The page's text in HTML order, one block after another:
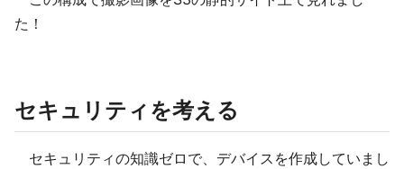
た！
セキュリティを考える
セキュリティの知識ゼロで、デバイスを作成していまし